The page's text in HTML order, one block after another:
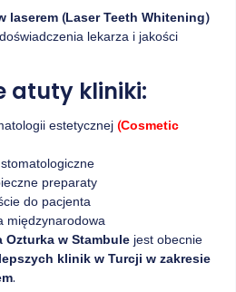
laserem (Laser Teeth Whitening)
lekarza i jakości
atuty kliniki:
estetycznej(Cosmetic
preparaty
do pacjenta
międzynarodowa
Ozturka w Stambulejest obecnie
klinik w Turcji w zakresie
.